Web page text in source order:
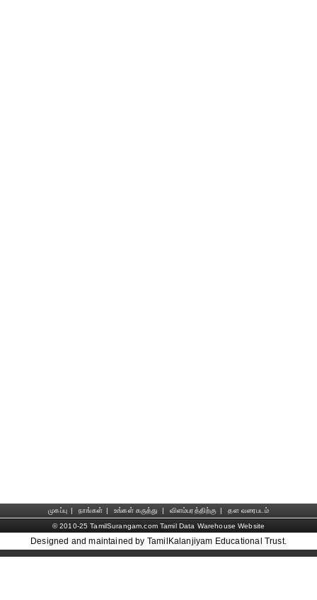
முகப்பு | நாங்கள் | உங்கள் கருத்து | விளம்பரத்திற்கு |
தள வரைபடம்
© 2010-25 TamilSurangam.com Tamil Data Warehouse Website
Designed and maintained by TamilKalanjiyam Educational Trust.